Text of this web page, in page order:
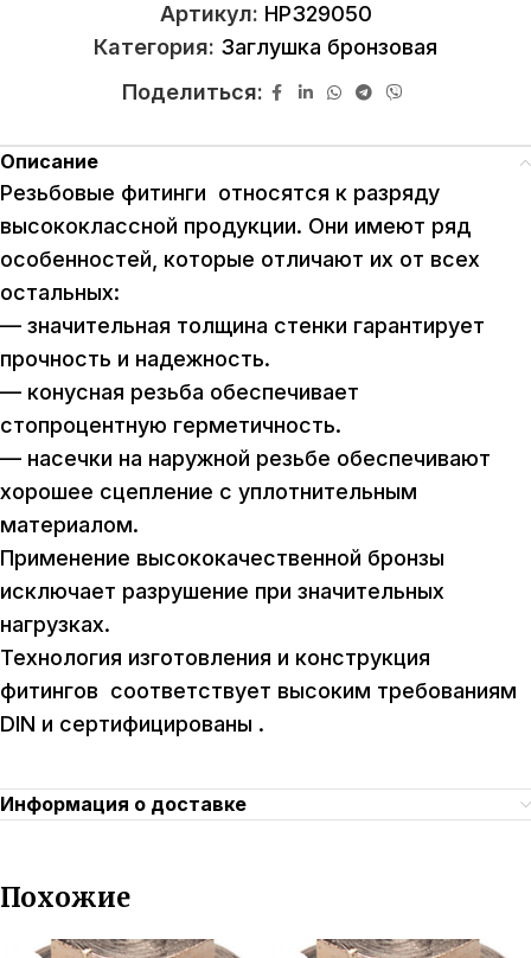
Артикул: HP329050
Категория: Заглушка бронзовая
Поделиться:
Описание
Резьбовые фитинги относятся к разряду
высококлассной продукции. Они имеют ряд
особенностей, которые отличают их от всех
остальных:
— значительная толщина стенки гарантирует
прочность и надежность.
— конусная резьба обеспечивает
стопроцентную герметичность.
— насечки на наружной резьбе обеспечивают
хорошее сцепление с уплотнительным
материалом.
Применение высококачественной бронзы
исключает разрушение при значительных
нагрузках.
Технология изготовления и конструкция
фитингов соответствует высоким требованиям
DIN и сертифицированы .
Информация о доставке
Похожие